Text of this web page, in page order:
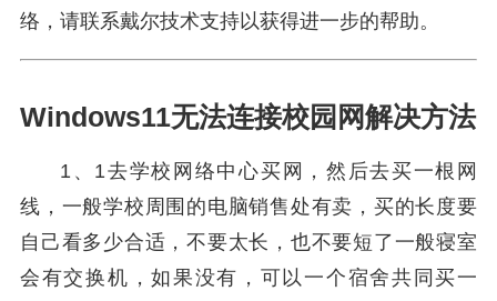
络，请联系戴尔技术支持以获得进一步的帮助。
Windows11无法连接校园网解决方法
1、1去学校网络中心买网，然后去买一根网
线，一般学校周围的电脑销售处有卖，买的长度要
自己看多少合适，不要太长，也不要短了一般寝室
会有交换机，如果没有，可以一个宿舍共同买一